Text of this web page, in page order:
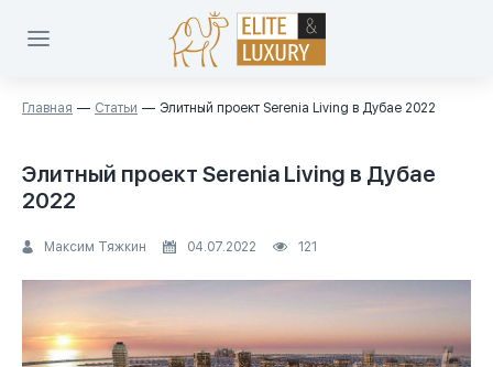
Главная Статьи Элитный проект Serenia Living в Дубае 2022
Элитный проект Serenia Living в Дубае
2022
Максим Тяжкин 04.07.2022 121